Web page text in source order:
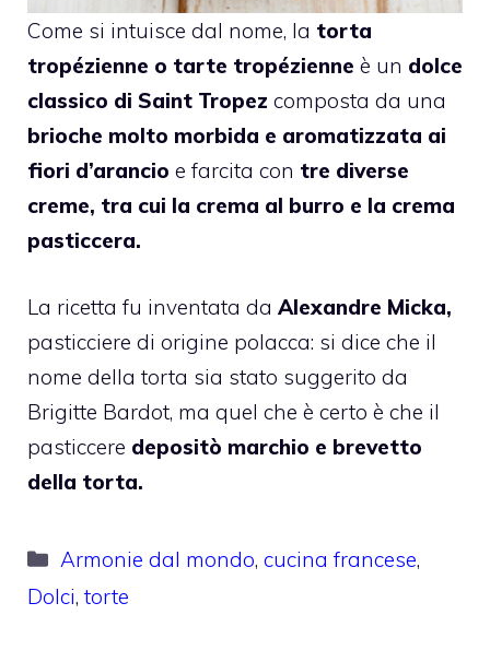
Come si intuisce dal nome, la torta
tropézienne o tarte tropézienne è un dolce
classico di Saint Tropez composta da una
brioche molto morbida e aromatizzata ai
fiori d’arancio e farcita con tre diverse
creme, tra cui la crema al burro e la crema
pasticcera.
La ricetta fu inventata da Alexandre Micka,
pasticciere di origine polacca: si dice che il
nome della torta sia stato suggerito da
Brigitte Bardot, ma quel che è certo è che il
pasticcere depositò marchio e brevetto
della torta.
Categorie
Armonie dal mondo,cucina francese,
Dolci, torte